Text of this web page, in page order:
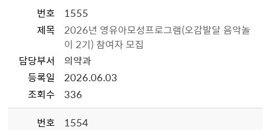
번호
1555
제목
2026년 영유아모성프로그램(오감발달 음악놀
이 2기) 참여자 모집
담당부서
의약과
등록일
2026.06.03
조회수
336
번호
1554